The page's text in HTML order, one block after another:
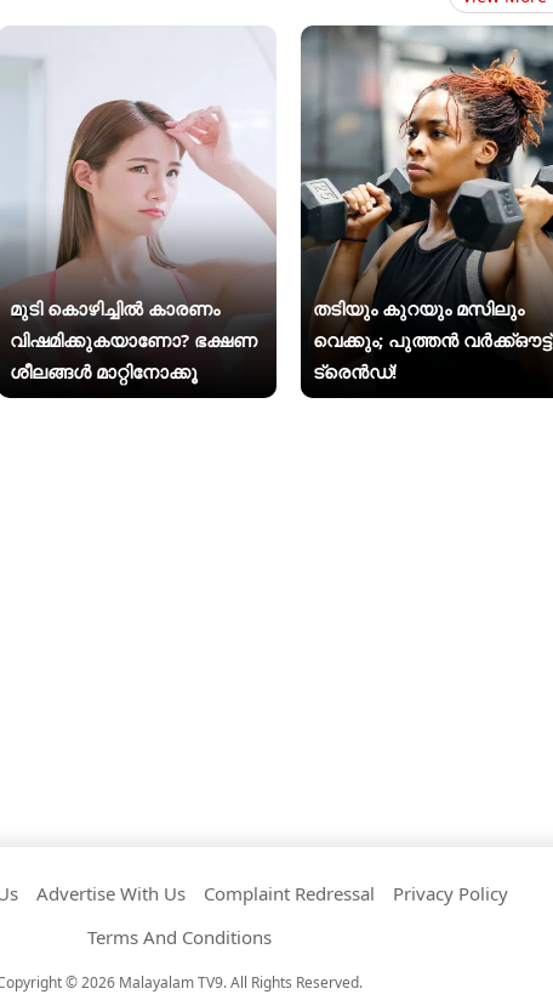
മുടി കൊഴിച്ചിൽ കാരണം
വിഷമിക്കുകയാണോ? ഭക്ഷണ
ശീലങ്ങൾ മാറ്റിനോക്കൂ
തടിയും കുറയും മസിലും
വെക്കും; പുത്തൻ വർക്ക്ഔട്ട്
ട്രെൻഡ്!
Advertise With Us Complaint Redressal
Privacy Policy
Terms And Conditions
© 2026 Malayalam TV9. All Rights Reserved.